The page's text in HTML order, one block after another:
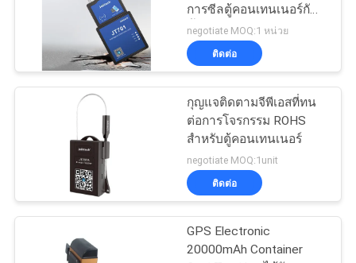
การซีลตู้คอนเทนเนอร์กัน
น้ำ
negotiate MOQ:1 หน่วย
ติดต่อ
กุญแจติดตามจีพีเอสที่ทน
ต่อการโจรกรรม ROHS
สำหรับตู้คอนเทนเนอร์
negotiate MOQ:1unit
ติดต่อ
GPS Electronic
20000mAh Container